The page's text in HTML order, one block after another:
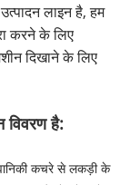
लाइन है, हम
करने के लिए
दिखाने के लिए
विवरण है:
कचरे से लकड़ी के